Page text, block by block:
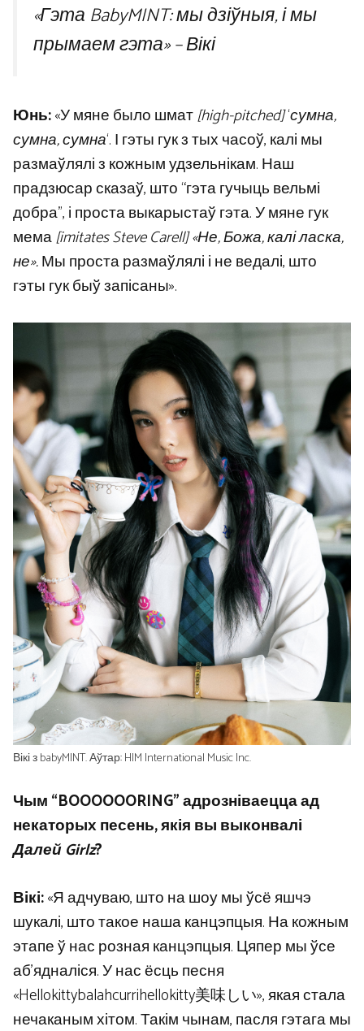
«Гэта BabyMINT: мы дзіўныя, і мы
прымаем гэта» – Вікі
Юнь:«У мяне было шмат[high-pitched]‘сумна,
сумна, сумна‘. І гэты гук з тых часоў, калі мы
размаўлялі з кожным удзельнікам. Наш
прадзюсар сказаў, што “гэта гучыць вельмі
добра”, і проста выкарыстаў гэта. У мяне гук
мема[imitates Steve Carell]«Не, Божа, калі ласка,
не».Мы проста размаўлялі і не ведалі, што
гэты гук быў запісаны».
Вікі з babyMINT. Аўтар: HIM International Music Inc.
Чым “BOOOOOORING” адрозніваецца ад
некаторых песень, якія вы выконвалі
Далей Girlz?
Вікі:«Я адчуваю, што на шоу мы ўсё яшчэ
шукалі, што такое наша канцэпцыя. На кожным
этапе ў нас розная канцэпцыя. Цяпер мы ўсе
аб’ядналіся. У нас ёсць песня
«Hellokittybalahcurrihellokitty美味しい», якая стала
нечаканым хітом. Такім чынам, пасля гэтага мы